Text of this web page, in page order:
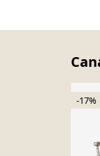
-17%